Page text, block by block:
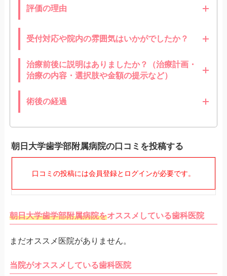
評価の理由
受付対応や院内の雰囲気はいかがでしたか？
治療前後に説明はありましたか？（治療計画・
治療の内容・選択肢や金額の提示など）
術後の経過
朝日大学歯学部附属病院の口コミを投稿する
口コミの投稿には会員登録とログインが必要です。
朝日大学歯学部附属病院をオススメしている歯科医院
まだオススメ医院がありません。
当院がオススメしている歯科医院